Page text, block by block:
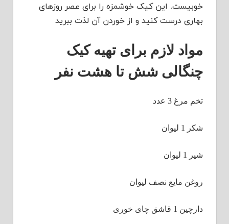
خوبیست. این کیک خوشمزه را برای عصر روزهای
بهاری درست کنید و از خوردن آن لذت ببرید
مواد لازم برای تهیه کیک
چنگالی شش تا هشت نفر
تخم مرغ 3 عدد
شکر 1 لیوان
شیر 1 لیوان
روغن مایع نصف لیوان
دارچین 1 قاشق چای خوری